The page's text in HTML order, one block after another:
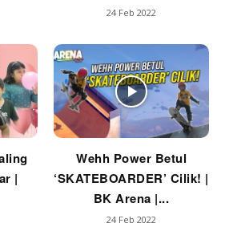
24 Feb 2022
|
Wehh Power Betul
‘SKATEBOARDER’ Cilik! |
BK Arena |...
24 Feb 2022